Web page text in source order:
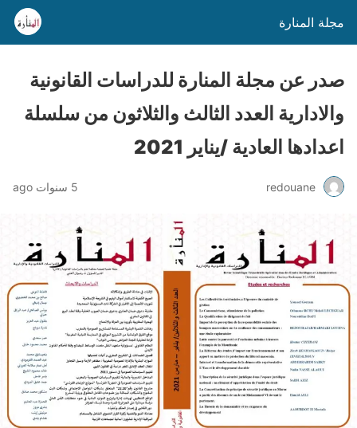
مجلة المنارة
صدر عن مجلة المنارة للدراسات القانونية
والادارية العدد الثالث والثلاثون من سلسلة
اعدادها العادية /يناير 2021
redouane 5 سنوات ago